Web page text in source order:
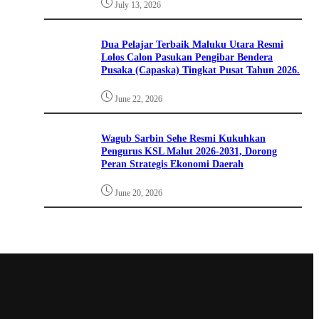
July 13, 2026
Dua Pelajar Terbaik Maluku Utara Resmi
Lolos Calon Pasukan Pengibar Bendera
Pusaka (Capaska) Tingkat Pusat Tahun 2026.
June 22, 2026
Wagub Sarbin Sehe Resmi Kukuhkan
Pengurus KSL Malut 2026-2031, Dorong
Peran Strategis Ekonomi Daerah
June 20, 2026